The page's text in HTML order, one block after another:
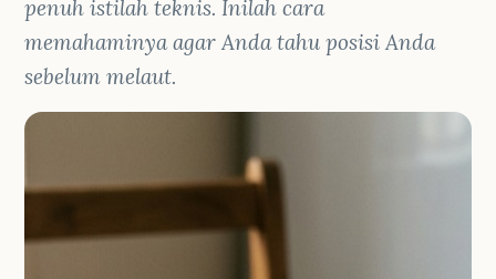
penuh istilah teknis. Inilah cara
memahaminya agar Anda tahu posisi Anda
sebelum melaut.